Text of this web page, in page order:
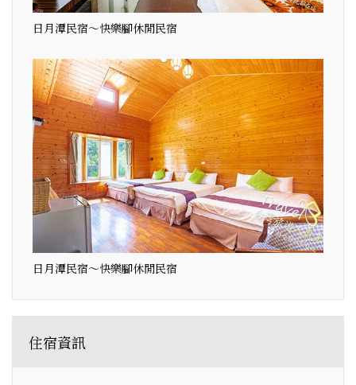
日月潭民宿～快樂腳休閒民宿
日月潭民宿～快樂腳休閒民宿
住宿資訊